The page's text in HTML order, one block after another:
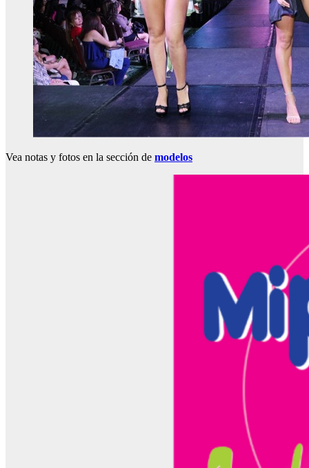
Vea notas y fotos en la sección de modelos